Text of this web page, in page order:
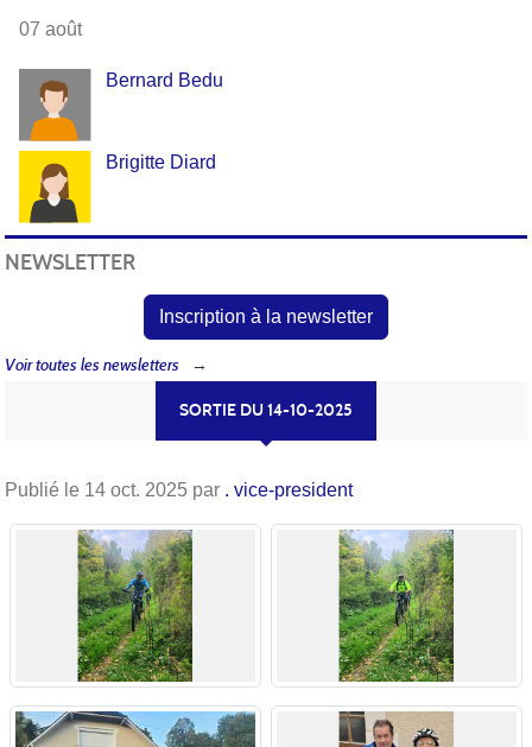
SORTIE DU 14-10-2025
Publié le 14 oct. 2025 par . vice-president
07 août
Bernard Bedu
Brigitte Diard
NEWSLETTER
Inscription à la newsletter
Voir toutes les newsletters